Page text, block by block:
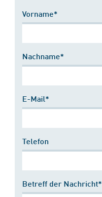
Vorname*
Nachname*
E-Mail*
Telefon
Betreff der Nachricht*